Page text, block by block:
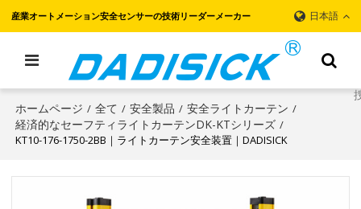
産業オートメーション安全センサーの技術リーダーメーカー 日本語
ホームページ / 全て / 安全製品 / 安全ライトカーテン /
経済的なセーフティライトカーテンDK-KTシリーズ /
KT10-176-1750-2BB｜ライトカーテン安全装置｜DADISICK